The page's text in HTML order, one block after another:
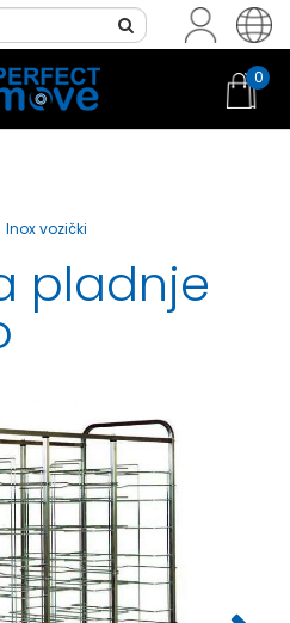
0
Inox vozički
pladnje